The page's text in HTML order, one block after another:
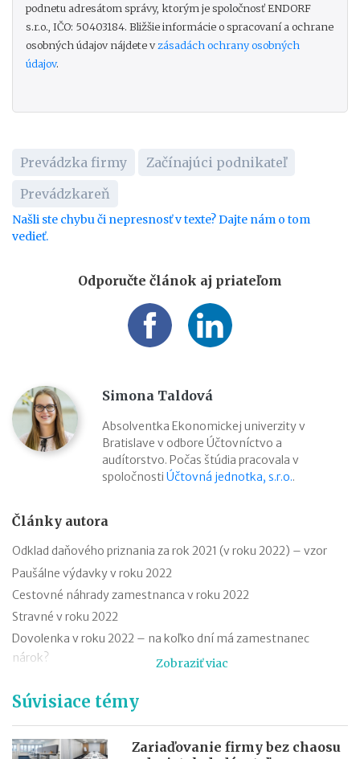
podnetu adresátom správy, ktorým je spoločnosť ENDORF
s.r.o., IČO: 50403184. Bližšie informácie o spracovaní a ochrane
osobných údajov nájdete v zásadách ochrany osobných
údajov.
Prevádzka firmy
Začínajúci podnikateľ
Prevádzkareň
Našli ste chybu či nepresnosť v texte? Dajte nám o tom
vedieť.
Odporučte článok aj priateľom
Simona Taldová
Absolventka Ekonomickej univerzity v
Bratislave v odbore Účtovníctvo a
audítorstvo. Počas štúdia pracovala v
spoločnosti Účtovná jednotka, s.r.o..
Články autora
Odklad daňového priznania za rok 2021 (v roku 2022) – vzor
Paušálne výdavky v roku 2022
Cestovné náhrady zamestnanca v roku 2022
Stravné v roku 2022
Dovolenka v roku 2022 – na koľko dní má zamestnanec
nárok?
Platobné brány – účtovanie a DPH
Rodičovský príspevok v roku 2022
Minimálna mzda v roku 2022 – tabuľka
Zobraziť viac
Súvisiace témy
Zariaďovanie firmy bez chaosu